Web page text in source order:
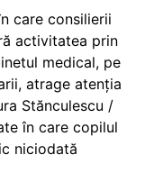
care consilierii
activitatea prin
medical, pe
atrage atenția
Stănculescu /
în care copilul
niciodată